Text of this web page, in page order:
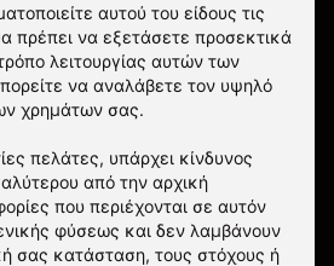
αυτού του είδους τις
πρέπει να εξετάσετε προσεκτικά
λειτουργίας αυτών των
να αναλάβετε τον υψηλό
χρημάτων σας.
πελάτες, υπάρχει κίνδυνος
από την αρχική
που περιέχονται σε αυτόν
φύσεως και δεν λαμβάνουν
σας κατάσταση, τους στόχους ή